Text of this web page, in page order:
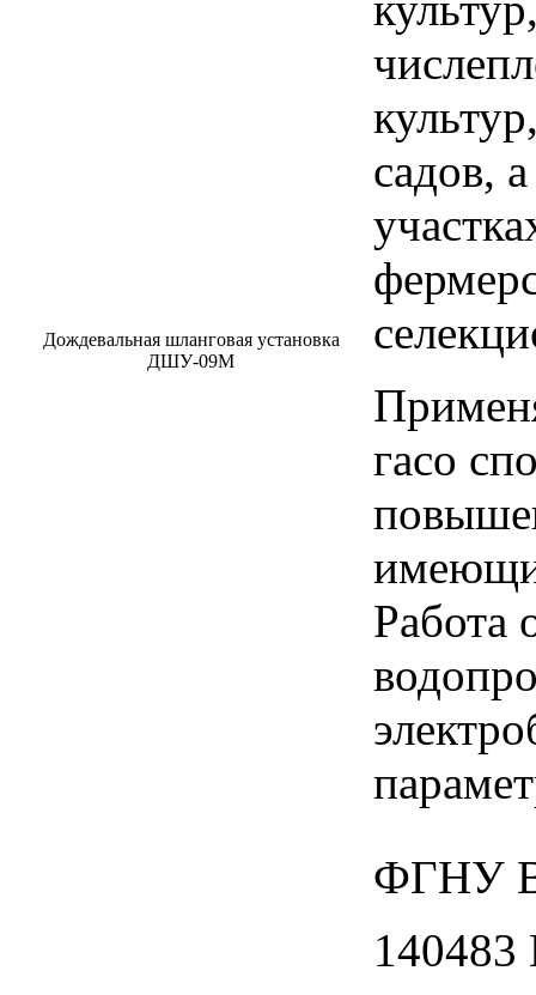
Дождевальная шланговая установка
ДШУ-09М
садов,
гасо
Работа
ФГНУ
140483